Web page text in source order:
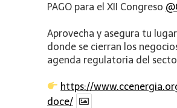
PAGO para el XII Congreso
Aprovecha y asegura tu
donde se cierran los
agenda regulatoria del
https://
doce/